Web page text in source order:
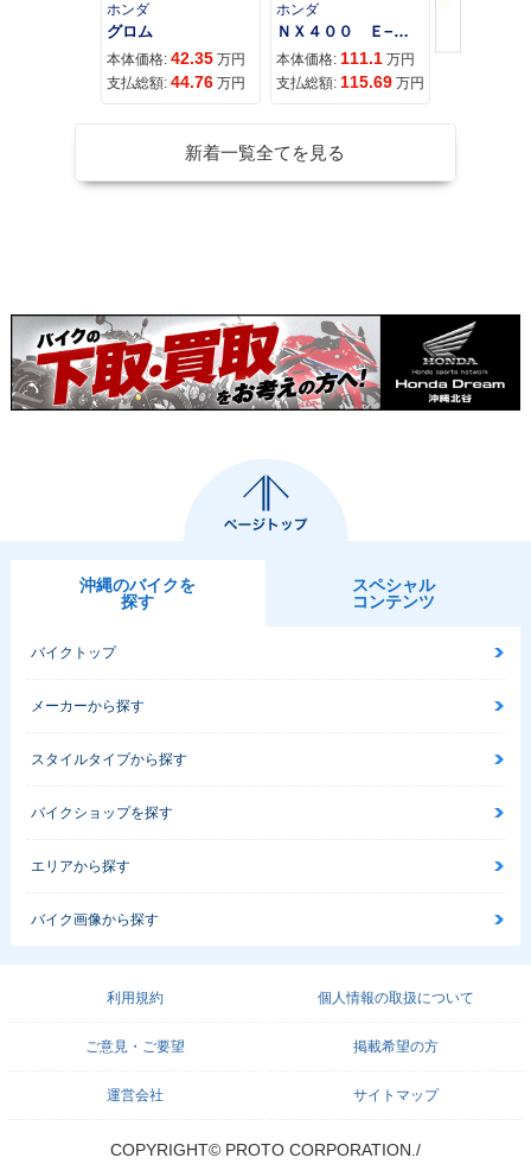
PER FOUR HYPER
VTEC Revo ABS・
PER FOUR HYPER
VTEC Revo・カラ
PER FOUR HYPER
VTEC Revo Specia
VTEC Revo ABS S
pecial Edition・カ
ラーチェンジ
VTEC Revo ABS・
追加
VTEC Revo・マイ
ナーチェンジ
VTEC Ⅲ・マイナー
チェンジ
VTEC Ⅲ・マイナー
チェンジ
VTEC Ⅲ・マイナー
チェンジ
VTEC Ⅱ・追加
VTEC・マイナーチ
PER FOUR HYPER
VTEC・マイナーチ
PER FOUR VERSI
ON S 50th Anniver
別・限定仕様
ホンダ
グロム
本体価格: 42.35 万円
支払総額: 44.76 万円
ホンダ
ＮＸ４００ Ｅ−Ｃｌｕｔｃｈ
本体価格: 111.1 万円
支払総額: 115.69 万円
新着一覧全てを見る
沖縄のバイクを
探す
スペシャル
コンテンツ
バイクトップ
メーカーから探す
スタイルタイプから探す
バイクショップを探す
エリアから探す
バイク画像から探す
利用規約 個人情報の取扱について
ご意見・ご要望 掲載希望の方
運営会社 サイトマップ
COPYRIGHT© PROTO CORPORATION./